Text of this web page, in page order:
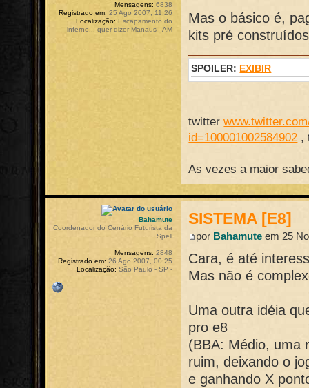
Mas o básico é,
kits pré
SPOILER: EXIBIR
twitter
id=100001002584902 ,
As vezes a maior
Mensagens: 6838
Registrado em: 25 Ago 2007, 11:26
Localização: Escapamento do
inferno... quer dizer Manaus - AM
SISTEMA [E8]
por Bahamute em 25
Cara, é até
Mas não é
Uma outra idéia
pro e8
(BBA: Médio, uma
ruim, deixando o
e ganhando X
Bahamute
Coordenador do Cenário Futurista da
Spell
Mensagens: 2848
Registrado em: 26 Ago 2007, 00:25
Localização: São Paulo - SP -